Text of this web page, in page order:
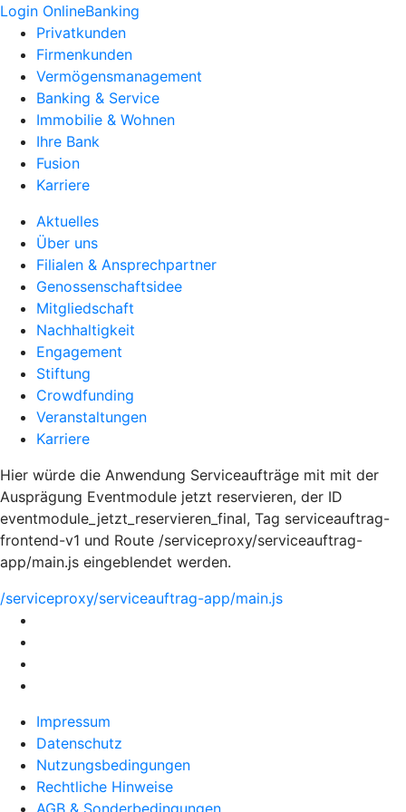
Login OnlineBanking
Privatkunden
Firmenkunden
Vermögensmanagement
Banking & Service
Immobilie & Wohnen
Ihre Bank
Fusion
Karriere
Aktuelles
Über uns
Filialen & Ansprechpartner
Genossenschaftsidee
Mitgliedschaft
Nachhaltigkeit
Engagement
Stiftung
Crowdfunding
Veranstaltungen
Karriere
Hier würde die Anwendung Serviceaufträge mit mit der
Ausprägung Eventmodule jetzt reservieren, der ID
eventmodule_jetzt_reservieren_final, Tag serviceauftrag-
frontend-v1 und Route /serviceproxy/serviceauftrag-
app/main.js eingeblendet werden.
/serviceproxy/serviceauftrag-app/main.js
Impressum
Datenschutz
Nutzungsbedingungen
Rechtliche Hinweise
AGB & Sonderbedingungen